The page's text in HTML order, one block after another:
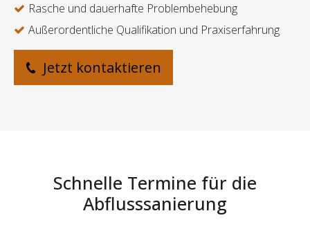
Rasche und dauerhafte Problembehebung
Außerordentliche Qualifikation und Praxiserfahrung
Jetzt kontaktieren
Schnelle Termine für die
Abflusssanierung